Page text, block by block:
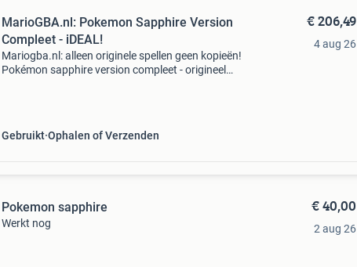
MarioGBA.nl: Pokemon Sapphire Version
Compleet - iDEAL!
Mariogba.nl: alleen originele spellen geen kopieën!
Pokémon sapphire version compleet - origineel
Gebruikt Ophalen of Verzenden
€ 206,49
4 aug 26
Pokemon sapphire
Werkt nog
€ 40,00
2 aug 26